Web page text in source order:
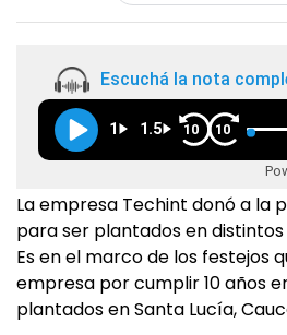
Escuchá la nota
1 1.5 10 10
La empresa Techint donó a la
para ser plantados en distintos
Es en el marco de los festejos
empresa por cumplir 10 años
plantados en Santa Lucía,